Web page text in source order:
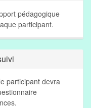
pédagogique
participant.
participant devra